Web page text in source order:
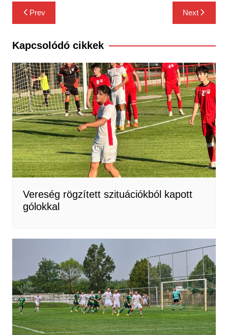
Bejegyzés
navigáció
Prev Next
Kapcsolódó cikkek
Vereség rögzített szituációkból kapott
gólokkal